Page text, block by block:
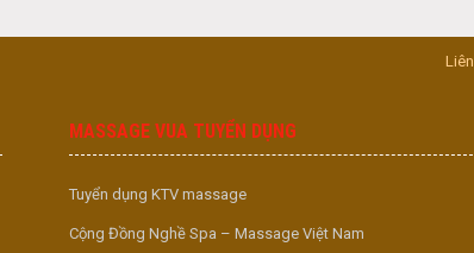
MASSAGE VUA TUYỂN DỤNG
Tuyển dụng KTV massage
Cộng Đồng Nghề Spa – Massage Việt Nam